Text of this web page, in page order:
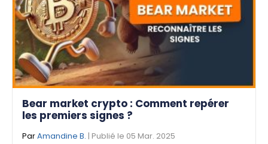
Bear market crypto : Comment repérer
les premiers signes ?
ParAmandine B. | Publié le 05 Mar. 2025